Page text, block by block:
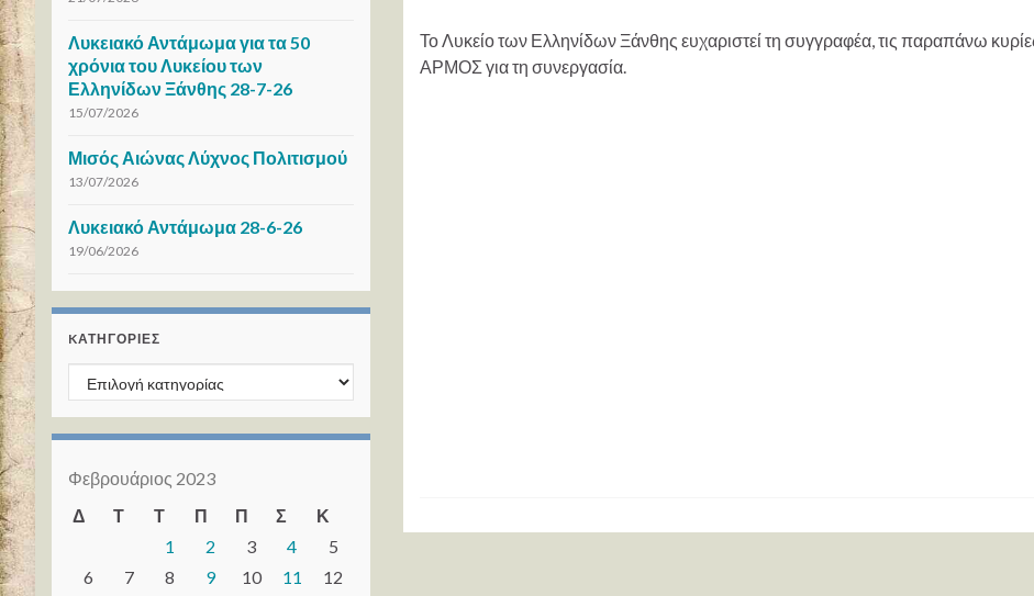
Το Λυκείο των Ελληνίδων Ξάνθης ευχαριστεί τη συγγραφέα, τις παραπάνω
ΑΡΜΟΣ για τη συνεργασία.
Λυκειακό Αντάμωμα για τα 50
χρόνια του Λυκείου των
Ελληνίδων Ξάνθης 28-7-26
15/07/2026
Μισός Αιώνας Λύχνος Πολιτισμού
13/07/2026
Λυκειακό Αντάμωμα 28-6-26
19/06/2026
KΑΤΗΓΟΡΊΕΣ
Kατηγορίες
Φεβρουάριος 2023
Δ
Τ Τ Π Π Σ
Κ
1
2 3 4
5
6
7 8 9 10 11
12